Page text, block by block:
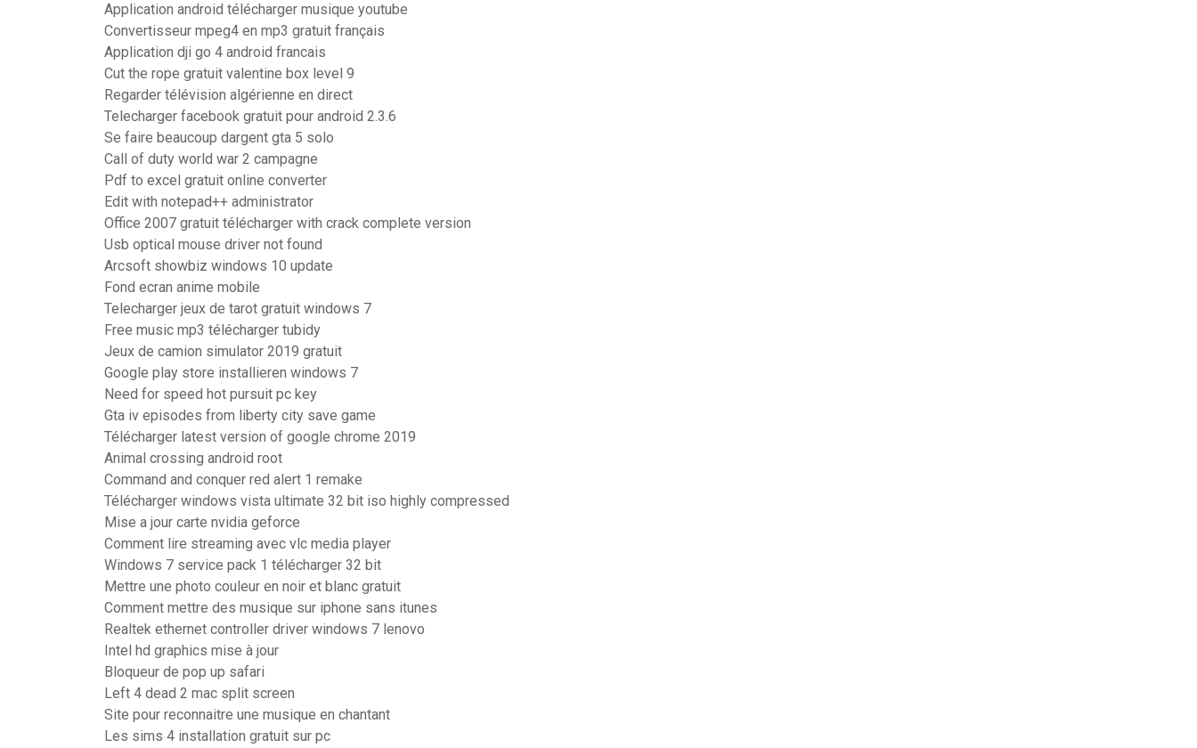
Application android télécharger musique youtube
Convertisseur mpeg4 en mp3 gratuit français
Application dji go 4 android francais
Cut the rope gratuit valentine box level 9
Regarder télévision algérienne en direct
Telecharger facebook gratuit pour android 2.3.6
Se faire beaucoup dargent gta 5 solo
Call of duty world war 2 campagne
Pdf to excel gratuit online converter
Edit with notepad++ administrator
Office 2007 gratuit télécharger with crack complete version
Usb optical mouse driver not found
Arcsoft showbiz windows 10 update
Fond ecran anime mobile
Telecharger jeux de tarot gratuit windows 7
Free music mp3 télécharger tubidy
Jeux de camion simulator 2019 gratuit
Google play store installieren windows 7
Need for speed hot pursuit pc key
Gta iv episodes from liberty city save game
Télécharger latest version of google chrome 2019
Animal crossing android root
Command and conquer red alert 1 remake
Télécharger windows vista ultimate 32 bit iso highly compressed
Mise a jour carte nvidia geforce
Comment lire streaming avec vlc media player
Windows 7 service pack 1 télécharger 32 bit
Mettre une photo couleur en noir et blanc gratuit
Comment mettre des musique sur iphone sans itunes
Realtek ethernet controller driver windows 7 lenovo
Intel hd graphics mise à jour
Bloqueur de pop up safari
Left 4 dead 2 mac split screen
Site pour reconnaitre une musique en chantant
Les sims 4 installation gratuit sur pc